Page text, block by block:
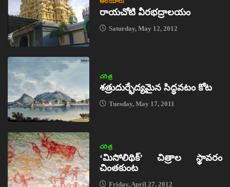
రాయచోటి వీరభద్రాలయం
Saturday, May 12, 2012
చరిత్ర
శత్రుదుర్భేద్యమైన సిద్ధవటం కోట
Tuesday, May 17, 2011
చరిత్ర
‘మిసోలిథిక్‌’ చిత్రాల స్థావరం
చింతకుంట
Friday, April 27, 2012